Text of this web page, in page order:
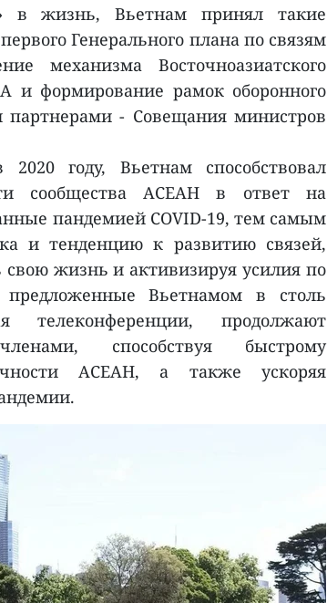
в жизнь, Вьетнам принял такие
Генерального плана по связям
механизма Восточноазиатского
и формирование рамок оборонного
- Совещания министров
году, Вьетнам способствовал
сообщества АСЕАН в ответ на
пандемией COVID-19, тем самым
и тенденцию к развитию связей,
жизнь и активизируя усилия по
предложенные Вьетнамом в столь
телеконференции, продолжают
способствуя быстрому
АСЕАН, а также ускоряя